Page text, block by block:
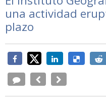
una actividad
plazo